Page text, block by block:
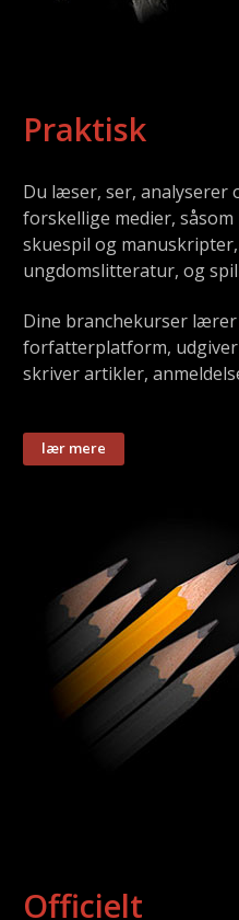
Praktisk
Du læser, ser, analyserer
forskellige medier,
skuespil og
ungdomslitteratur, og
Dine branchekurser
forfatterplatform,
skriver artikler,
Officielt